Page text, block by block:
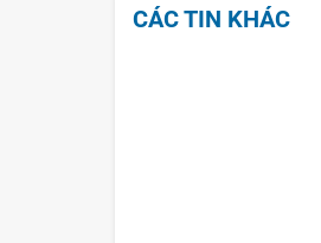
CÁC TIN KHÁC